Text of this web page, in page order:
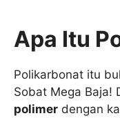
Apa Itu
Polikarbonat itu
Sobat Mega Baja!
polimer dengan